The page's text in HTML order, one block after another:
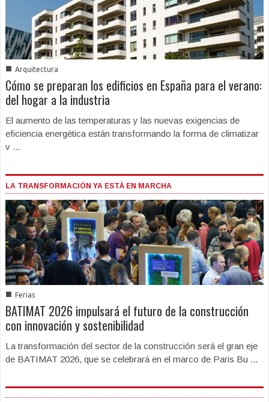
■ Arquitectura
Cómo se preparan los edificios en España para el verano:
del hogar a la industria
El aumento de las temperaturas y las nuevas exigencias de
eficiencia energética están transformando la forma de climatizar
v ...
LA TRANSFORMACIÓN YA ESTÁ EN MARCHA
■ Ferias
BATIMAT 2026 impulsará el futuro de la construcción
con innovación y sostenibilidad
La transformación del sector de la construcción será el gran eje
de BATIMAT 2026, que se celebrará en el marco de Paris Bu ...